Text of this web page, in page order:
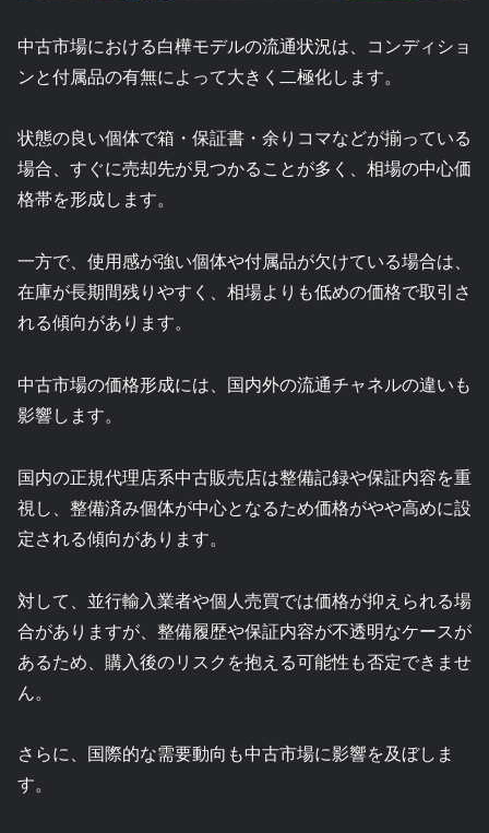
中古市場における白樺モデルの流通状況は、コンディショ
ンと付属品の有無によって大きく二極化します。
状態の良い個体で箱・保証書・余りコマなどが揃っている
場合、すぐに売却先が見つかることが多く、相場の中心価
格帯を形成します。
一方で、使用感が強い個体や付属品が欠けている場合は、
在庫が長期間残りやすく、相場よりも低めの価格で取引さ
れる傾向があります。
中古市場の価格形成には、国内外の流通チャネルの違いも
影響します。
国内の正規代理店系中古販売店は整備記録や保証内容を重
視し、整備済み個体が中心となるため価格がやや高めに設
定される傾向があります。
対して、並行輸入業者や個人売買では価格が抑えられる場
合がありますが、整備履歴や保証内容が不透明なケースが
あるため、購入後のリスクを抱える可能性も否定できませ
ん。
さらに、国際的な需要動向も中古市場に影響を及ぼしま
す。